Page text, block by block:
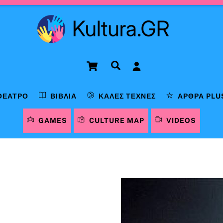
Cart Αναζήτηση
ΒΙΒΛΊΑ ΚΑΛΈΣ ΤΈΧΝΕΣ ΆΡΘΡΑ
GAMES CULTURE MAP VIDEOS